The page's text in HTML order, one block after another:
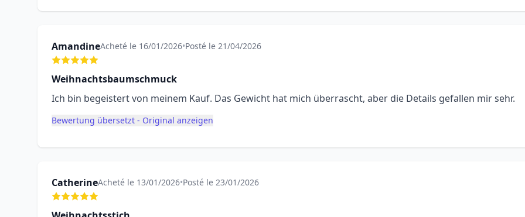
AmandineAcheté le 16/01/2026•Posté le 21/04/2026
Weihnachtsbaumschmuck
Ich bin begeistert von meinem Kauf. Das Gewicht hat mich überrascht, aber die Details gefallen mir sehr.
Bewertung übersetzt - Original anzeigen
CatherineAcheté le 13/01/2026•Posté le 23/01/2026